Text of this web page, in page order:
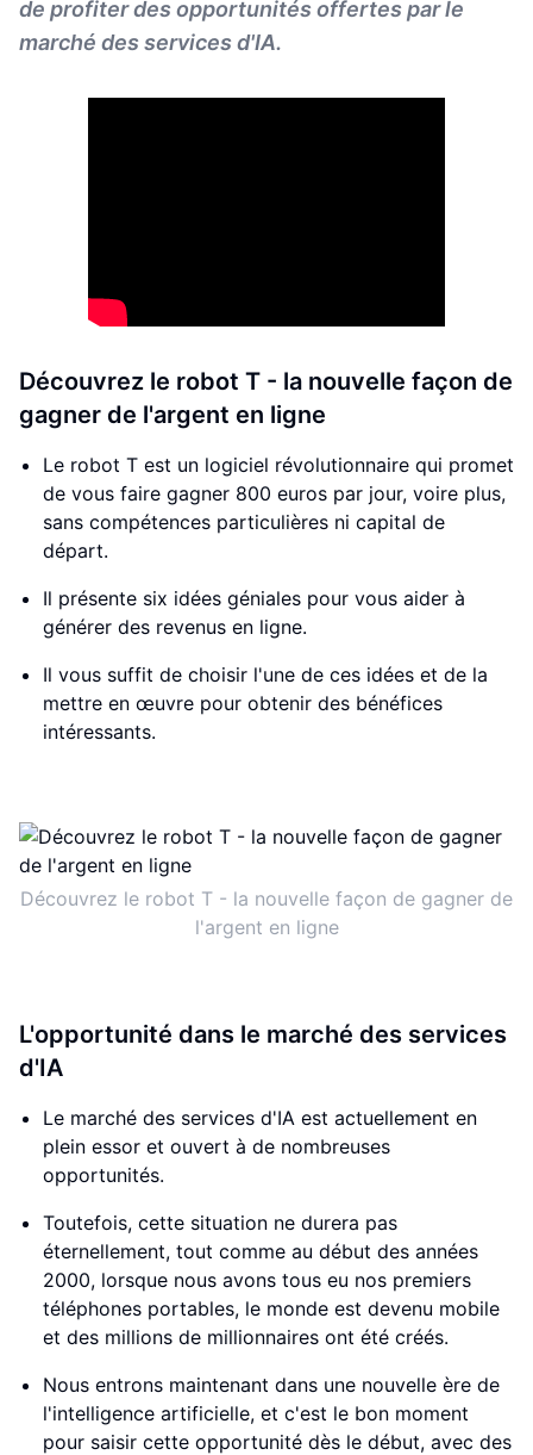
de profiter des opportunités offertes par le
marché des services d'IA.
Découvrez le robot T - la nouvelle façon de
gagner de l'argent en ligne
Le robot T est un logiciel révolutionnaire qui promet
de vous faire gagner 800 euros par jour, voire plus,
sans compétences particulières ni capital de
départ.
Il présente six idées géniales pour vous aider à
générer des revenus en ligne.
Il vous suffit de choisir l'une de ces idées et de la
mettre en œuvre pour obtenir des bénéfices
intéressants.
Découvrez le robot T - la nouvelle façon de gagner de
l'argent en ligne
L'opportunité dans le marché des services
d'IA
Le marché des services d'IA est actuellement en
plein essor et ouvert à de nombreuses
opportunités.
Toutefois, cette situation ne durera pas
éternellement, tout comme au début des années
2000, lorsque nous avons tous eu nos premiers
téléphones portables, le monde est devenu mobile
et des millions de millionnaires ont été créés.
Nous entrons maintenant dans une nouvelle ère de
l'intelligence artificielle, et c'est le bon moment
pour saisir cette opportunité dès le début, avec des